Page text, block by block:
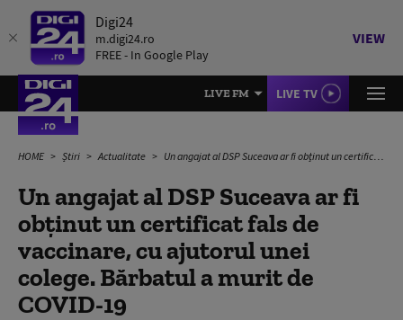
Digi24
m.digi24.ro
FREE - In Google Play
VIEW
LIVE FM LIVE TV
HOME Știri Actualitate Un angajat al DSP Suceava ar fi obținut un certificat fals de vaccinare, cu ajutorul unei colege. Bărbatul a murit de COVID-19
Un angajat al DSP Suceava ar fi
obținut un certificat fals de
vaccinare, cu ajutorul unei
colege. Bărbatul a murit de
COVID-19